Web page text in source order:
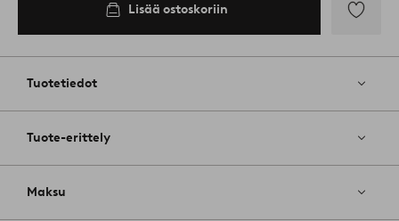
Lisää ostoskoriin
Tuotetiedot
Tuote-erittely
Maksu